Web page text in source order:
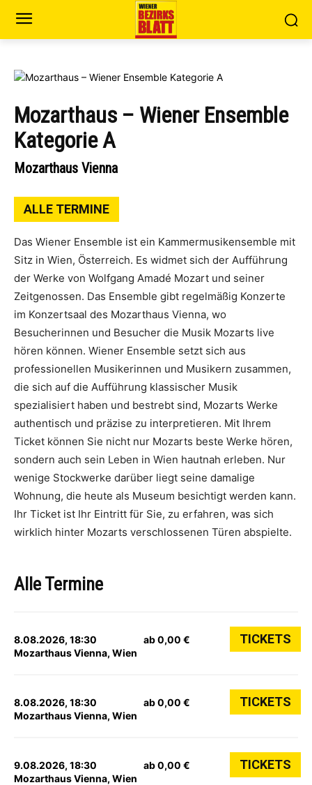
Mozarthaus – Wiener Ensemble
Kategorie A
Mozarthaus Vienna
ALLE TERMINE
Das Wiener Ensemble ist ein Kammermusikensemble mit
Sitz in Wien, Österreich. Es widmet sich der Aufführung
der Werke von Wolfgang Amadé Mozart und seiner
Zeitgenossen. Das Ensemble gibt regelmäßig Konzerte
im Konzertsaal des Mozarthaus Vienna, wo
Besucherinnen und Besucher die Musik Mozarts live
hören können. Wiener Ensemble setzt sich aus
professionellen Musikerinnen und Musikern zusammen,
die sich auf die Aufführung klassischer Musik
spezialisiert haben und bestrebt sind, Mozarts Werke
authentisch und präzise zu interpretieren. Mit Ihrem
Ticket können Sie nicht nur Mozarts beste Werke hören,
sondern auch sein Leben in Wien hautnah erleben. Nur
wenige Stockwerke darüber liegt seine damalige
Wohnung, die heute als Museum besichtigt werden kann.
Ihr Ticket ist Ihr Eintritt für Sie, zu erfahren, was sich
wirklich hinter Mozarts verschlossenen Türen abspielte.
Alle Termine
8.08.2026, 18:30
Mozarthaus Vienna, Wien
ab 0,00 € TICKETS
8.08.2026, 18:30
Mozarthaus Vienna, Wien
ab 0,00 € TICKETS
9.08.2026, 18:30
Mozarthaus Vienna, Wien
ab 0,00 € TICKETS